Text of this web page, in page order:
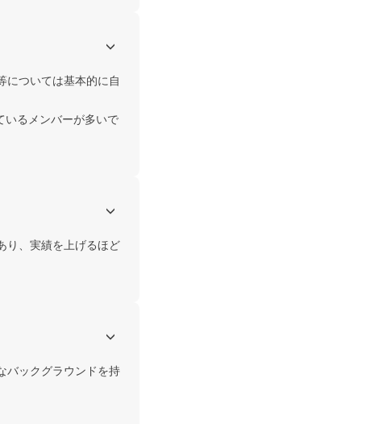
については基本的に自
いるメンバーが多いで
り、実績を上げるほど
バックグラウンドを持